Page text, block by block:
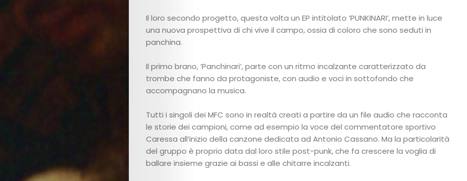
Il loro secondo progetto, questa volta un EP intitolato ‘PUNKINARI’, mette in luce
una nuova prospettiva di chi vive il campo, ossia di coloro che sono seduti in
panchina.
Il primo brano, ‘Panchinari’, parte con un ritmo incalzante caratterizzato da
trombe che fanno da protagoniste, con audio e voci in sottofondo che
accompagnano la musica.
Tutti i singoli dei MFC sono in realtà creati a partire da un file audio che racconta
le storie dei campioni, come ad esempio la voce del commentatore sportivo
Caressa all’inizio della canzone dedicata ad Antonio Cassano. Ma la particolarità
del gruppo è proprio data dal loro stile post-punk, che fa crescere la voglia di
ballare insieme grazie ai bassi e alle chitarre incalzanti.